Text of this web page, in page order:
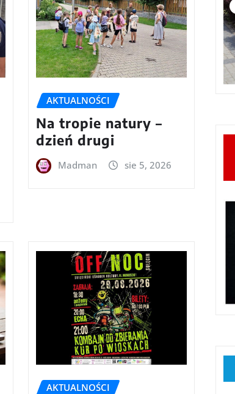
AKTUALNOŚCI
Na tropie natury –
dzień drugi
Madman sie 5, 2026
AKTUALNOŚCI